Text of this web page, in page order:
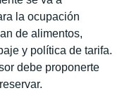
la ocupación
de alimentos,
y política de tarifa.
debe proponerte